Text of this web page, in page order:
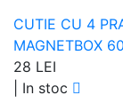
CUTIE CU 4
MAGNETBOX
28 LEI
In stoc